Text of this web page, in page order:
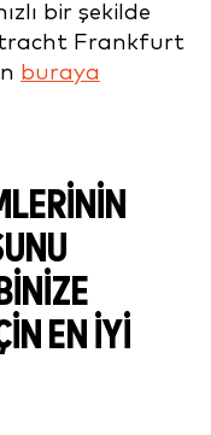
bir şekilde
Frankfurt
buraya
EN IYI